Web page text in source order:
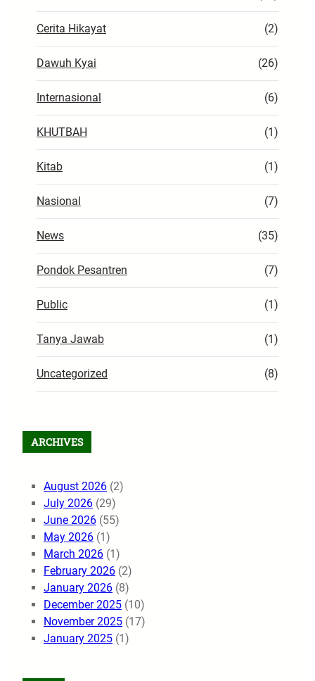
Cerita Hikayat (2)
Dawuh Kyai (26)
Internasional (6)
KHUTBAH (1)
Kitab (1)
Nasional (7)
News (35)
Pondok Pesantren (7)
Public (1)
Tanya Jawab (1)
Uncategorized (8)
ARCHIVES
August 2026 (2)
July 2026 (29)
June 2026 (55)
May 2026 (1)
March 2026 (1)
February 2026 (2)
January 2026 (8)
December 2025 (10)
November 2025 (17)
January 2025 (1)